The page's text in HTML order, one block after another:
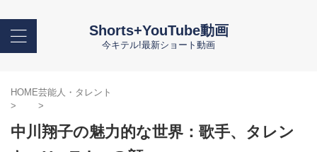
Shorts+YouTube動画
今キテル!最新ショート動画
HOME
>
芸能人・タレント
>
中川翔子の魅力的な世界：歌手、タレン